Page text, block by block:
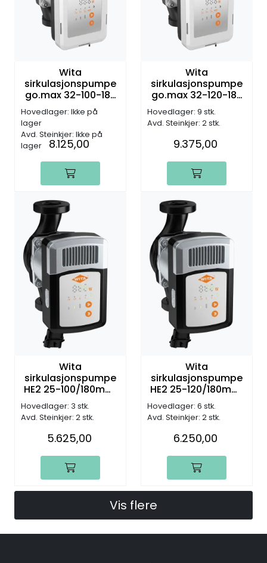
Wita
sirkulasjonspumpe
go.max 32-100-180
PWM, DN32, G2",
10,0m (H)
Hovedlager: Ikke på
lager
Avd. Steinkjer: Ikke på
lager
8.125,00
Wita
sirkulasjonspumpe
go.max 32-120-180
PWM, DN32, G2",
12,0m (H)
Hovedlager: 9 stk.
Avd. Steinkjer: 2 stk.
9.375,00
Wita
sirkulasjonspumpe
HE2 25-100/180mm,
DN25, G1 1/2", 10,0m
(H)
Hovedlager: 3 stk.
Avd. Steinkjer: 2 stk.
5.625,00
Wita
sirkulasjonspumpe
HE2 25-120/180mm,
DN25, G1 1/2", 12,0m
(H)
Hovedlager: 6 stk.
Avd. Steinkjer: 2 stk.
6.250,00
Vis flere